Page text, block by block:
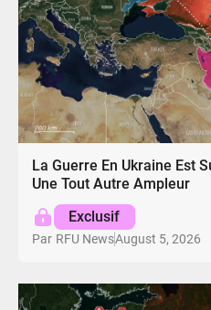
La Guerre En Ukraine Est
Une Tout Autre Ampleur
Exclusif
Par RFU NewsAugust 5, 2026